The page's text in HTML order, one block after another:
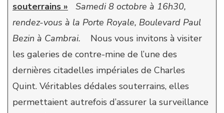
souterrains »
Samedi 8 octobre à 16h30,
rendez-vous à la Porte Royale, Boulevard Paul
Bezin à Cambrai.
Nous vous invitons à visiter
les galeries de contre-mine de l’une des
dernières citadelles impériales de Charles
Quint. Véritables dédales souterrains, elles
permettaient autrefois d’assurer la surveillance